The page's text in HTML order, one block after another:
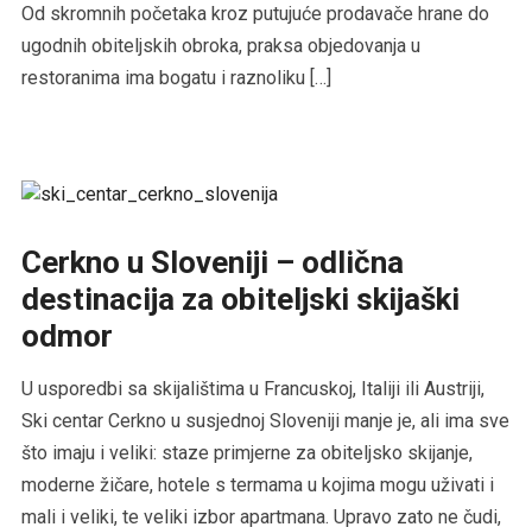
Od skromnih početaka kroz putujuće prodavače hrane do
ugodnih obiteljskih obroka, praksa objedovanja u
restoranima ima bogatu i raznoliku […]
Cerkno u Sloveniji – odlična
destinacija za obiteljski skijaški
odmor
U usporedbi sa skijalištima u Francuskoj, Italiji ili Austriji,
Ski centar Cerkno u susjednoj Sloveniji manje je, ali ima sve
što imaju i veliki: staze primjerne za obiteljsko skijanje,
moderne žičare, hotele s termama u kojima mogu uživati i
mali i veliki, te veliki izbor apartmana. Upravo zato ne čudi,